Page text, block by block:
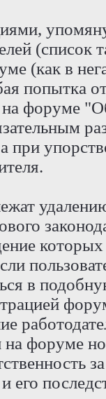
(список
(как в
попытка
на форуме
при
в
на форуме